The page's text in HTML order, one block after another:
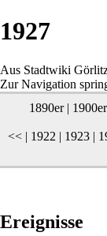
1927
Aus Stadtwiki
Zur Navigation
1890er| 1900er
<< | 1922| 1923|
Ereignisse